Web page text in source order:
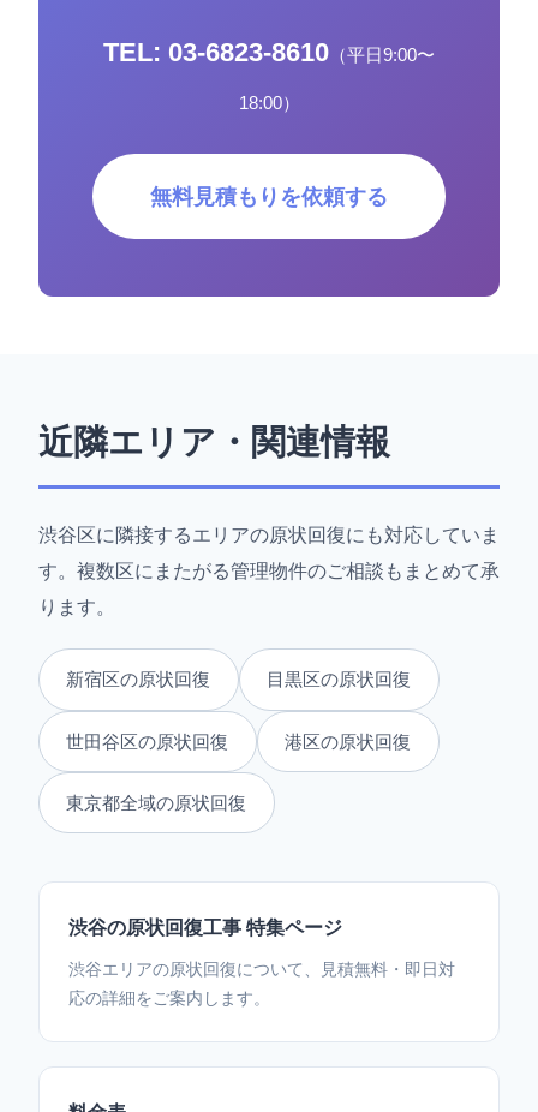
TEL: 03-6823-8610 （平日9:00〜
18:00）
無料見積もりを依頼する
近隣エリア・関連情報
渋谷区に隣接するエリアの原状回復にも対応していま
す。複数区にまたがる管理物件のご相談もまとめて承
ります。
新宿区の原状回復 目黒区の原状回復
世田谷区の原状回復 港区の原状回復
東京都全域の原状回復
渋谷の原状回復工事 特集ページ
渋谷エリアの原状回復について、見積無料・即日対
応の詳細をご案内します。